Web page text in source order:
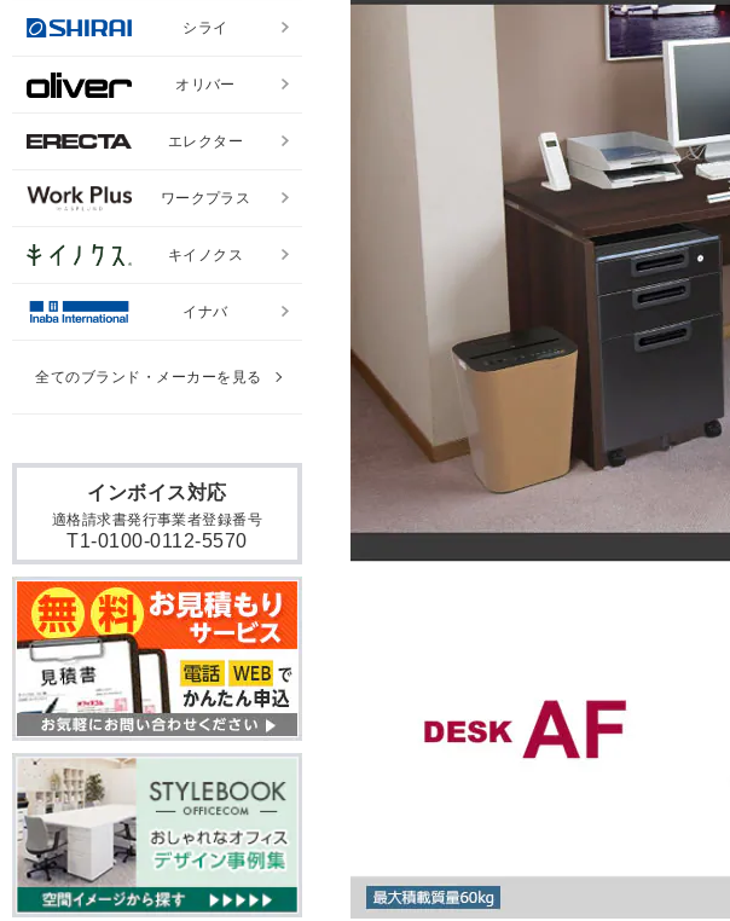
インボイス対応
適格請求書発行事業者登録番号
T1-0100-0112-5570
シライ
オリバー
エレクター
ワークプラス
キイノクス
イナバ
全てのブランド・メーカーを見る